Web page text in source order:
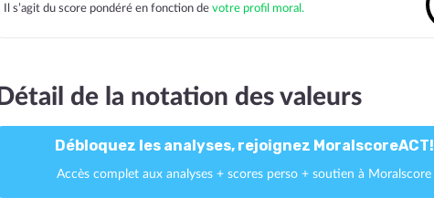
Il s’agit du score pondéré en fonction de votre profil moral.
Détail de la notation des valeurs
Débloquez les analyses, rejoignez MoralscoreACT!
Accès complet aux analyses + scores perso + soutien à Moralscore